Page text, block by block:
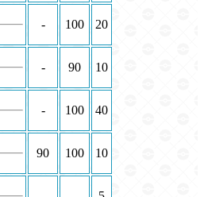
- 100 20
- 90 10
- 100 40
90 100 10